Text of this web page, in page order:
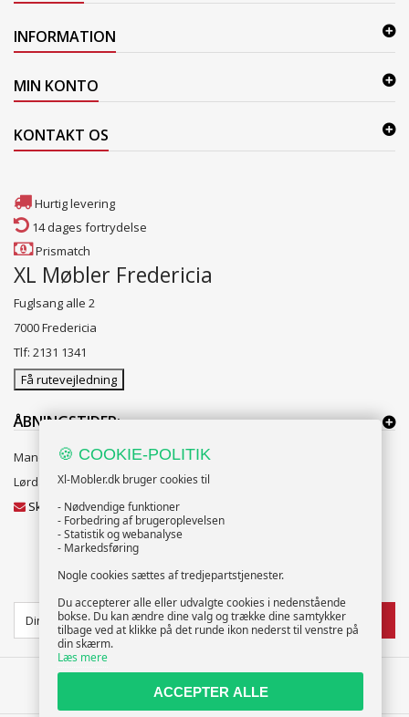
INFORMATION
MIN KONTO
KONTAKT OS
Hurtig levering
14 dages fortrydelse
Prismatch
XL Møbler Fredericia
Fuglsang alle 2
7000 Fredericia
Tlf: 2131 1341
Få rutevejledning
ÅBNINGSTIDER:
Mandag til Fredag 10:00 til 18:00
Lørdag og Søndag 10:00 til 16:00
Skriv til vores kundeservice
NYHEDSBREV
TILMELD
🍪 COOKIE-POLITIK
Xl-Mobler.dk bruger cookies til
- Nødvendige funktioner
- Forbedring af brugeroplevelsen
- Statistik og webanalyse
- Markedsføring
Nogle cookies sættes af tredjepartstjenester.
Du accepterer alle eller udvalgte cookies i nedenstående
bokse. Du kan ændre dine valg og trække dine samtykker
tilbage ved at klikke på det runde ikon nederst til venstre på
din skærm.
Læs mere
ACCEPTER ALLE